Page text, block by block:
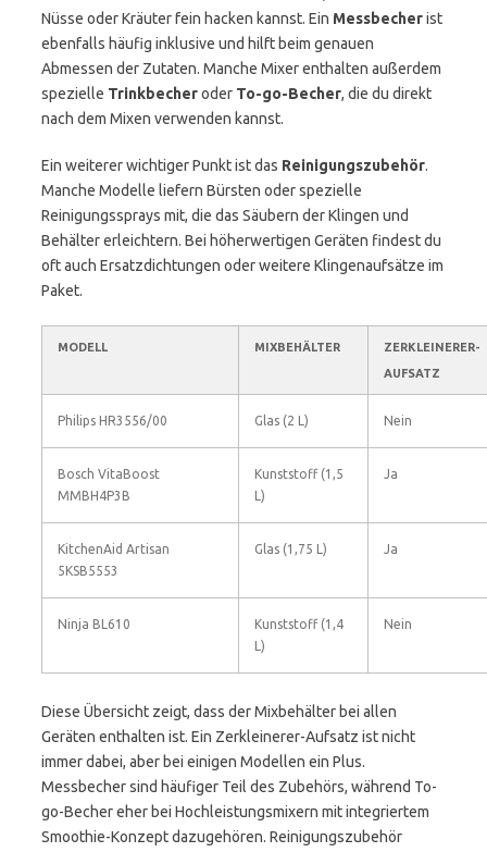
Nüsse oder Kräuter fein hacken kannst. Ein Messbecherist
ebenfalls häufig inklusive und hilft beim genauen
Abmessen der Zutaten. Manche Mixer enthalten außerdem
spezielle Trinkbecheroder To-go-Becher, die du direkt
nach dem Mixen verwenden kannst.
Ein weiterer wichtiger Punkt ist das Reinigungszubehör.
Manche Modelle liefern Bürsten oder spezielle
Reinigungssprays mit, die das Säubern der Klingen und
Behälter erleichtern. Bei höherwertigen Geräten findest du
oft auch Ersatzdichtungen oder weitere Klingenaufsätze im
Paket.
MODELL MIXBEHÄLTER
ZERKLEINERER-
AUFSATZ
Philips HR3556/00 Glas (2 L) Nein
Bosch VitaBoost
MMBH4P3B
Kunststoff (1,5
L)
Ja
KitchenAid Artisan
5KSB5553
Glas (1,75 L) Ja
Ninja BL610
Kunststoff (1,4
L)
Nein
Diese Übersicht zeigt, dass der Mixbehälter bei allen
Geräten enthalten ist. Ein Zerkleinerer-Aufsatz ist nicht
immer dabei, aber bei einigen Modellen ein Plus.
Messbecher sind häufiger Teil des Zubehörs, während To-
go-Becher eher bei Hochleistungsmixern mit integriertem
Smoothie-Konzept dazugehören. Reinigungszubehör